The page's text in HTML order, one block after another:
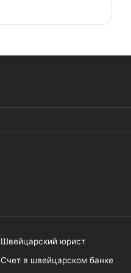
Швейцарский юрист
Счет в швейцарском банке